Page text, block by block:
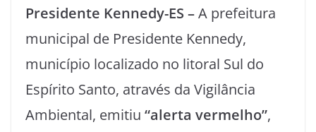
Presidente Kennedy-ES –A prefeitura
municipal de Presidente Kennedy,
município localizado no litoral Sul do
Espírito Santo, através da Vigilância
Ambiental, emitiu “alerta vermelho”,